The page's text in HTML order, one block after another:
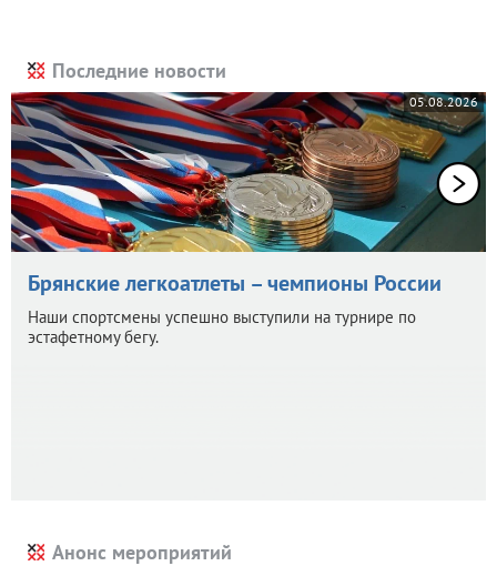
Последние новости
05.08.2026
Брянские легкоатлеты – чемпионы России
Наши спортсмены успешно выступили на турнире по
эстафетному бегу.
Анонс мероприятий